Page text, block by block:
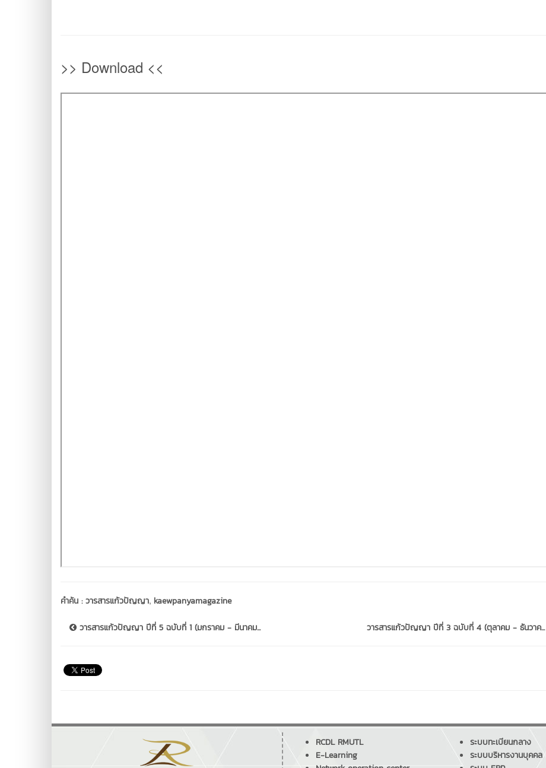
>> Download <<
คำค้น :วารสารแก้วปัญญา, kaewpanyamagazine
วารสารแก้วปัญญา ปีที่ 5 ฉบับที่ 1 (มกราคม - มีนาคม... วารสารแก้วปัญญา ปีที่ 3 ฉบับที่ 4 (ตุลาคม - ธันวาค...
RCDL RMUTL
E-Learning
ระบบทะเบียนกลาง
ระบบบริหารงานบุคคล